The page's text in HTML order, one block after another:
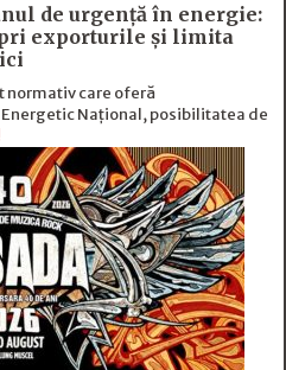
de urgență în energie:
exporturile și limita
normativ care oferă
Național, posibilitatea de